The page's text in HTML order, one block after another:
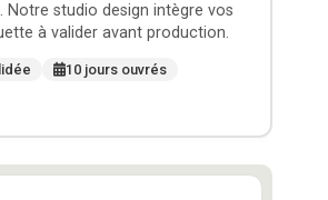
Notre studio design intègre vos
à valider avant production.
10 jours ouvrés